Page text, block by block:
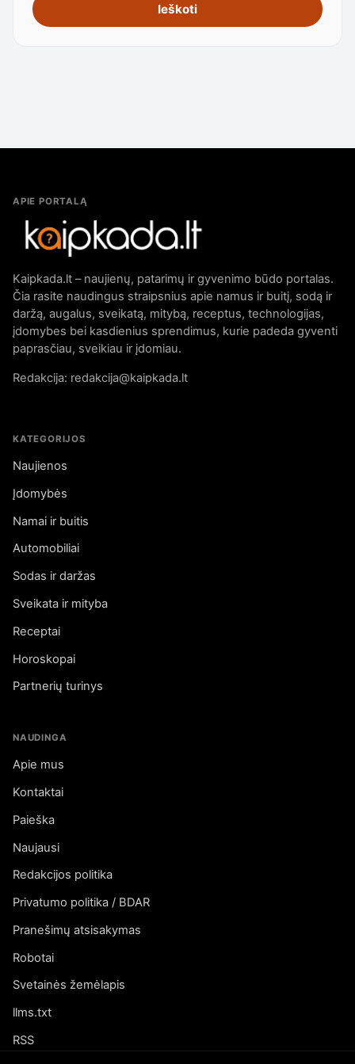
Ieškoti
APIE PORTALĄ
Kaipkada.lt – naujienų, patarimų ir gyvenimo būdo portalas.
Čia rasite naudingus straipsnius apie namus ir buitį, sodą ir
daržą, augalus, sveikatą, mitybą, receptus, technologijas,
įdomybes bei kasdienius sprendimus, kurie padeda gyventi
paprasčiau, sveikiau ir įdomiau.
Redakcija: redakcija@kaipkada.lt
KATEGORIJOS
Naujienos
Įdomybės
Namai ir buitis
Automobiliai
Sodas ir daržas
Sveikata ir mityba
Receptai
Horoskopai
Partnerių turinys
NAUDINGA
Apie mus
Kontaktai
Paieška
Naujausi
Redakcijos politika
Privatumo politika / BDAR
Pranešimų atsisakymas
Robotai
Svetainės žemėlapis
llms.txt
RSS